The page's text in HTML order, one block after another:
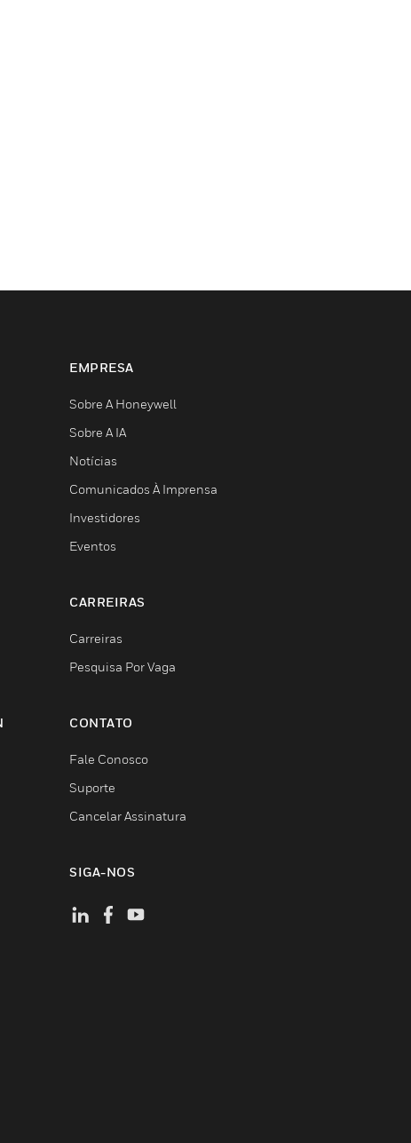
EMPRESA
Sobre A Honeywell
Sobre A IA
Notícias
Comunicados À Imprensa
Investidores
Eventos
CARREIRAS
Carreiras
Pesquisa Por Vaga
CONTATO
Fale Conosco
Suporte
Cancelar Assinatura
SIGA-NOS